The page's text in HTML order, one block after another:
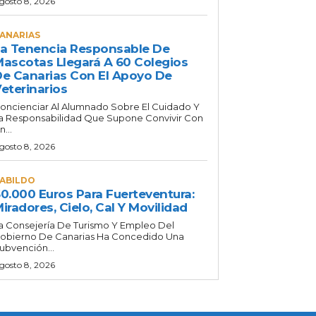
Tenencia Responsable De
Llegará A 60 Colegios
Canarias Con El Apoyo De
Al Alumnado Sobre El Cuidado Y
Responsabilidad Que Supone Convivir Con
8, 2026
Euros Para Fuerteventura:
Cielo, Cal Y Movilidad
Consejería De Turismo Y Empleo Del
De Canarias Ha Concedido Una
8, 2026